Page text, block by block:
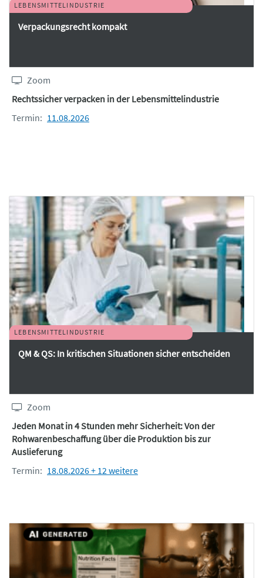
LEBENSMITTELINDUSTRIE
Verpackungsrecht kompakt
Zoom
Rechtssicher verpacken in der Lebensmittelindustrie
Termin: 11.08.2026
LEBENSMITTELINDUSTRIE
QM & QS: In kritischen Situationen sicher entscheiden
Zoom
Jeden Monat in 4 Stunden mehr Sicherheit: Von der
Rohwarenbeschaffung über die Produktion bis zur
Auslieferung
Termin: 18.08.2026 + 12 weitere